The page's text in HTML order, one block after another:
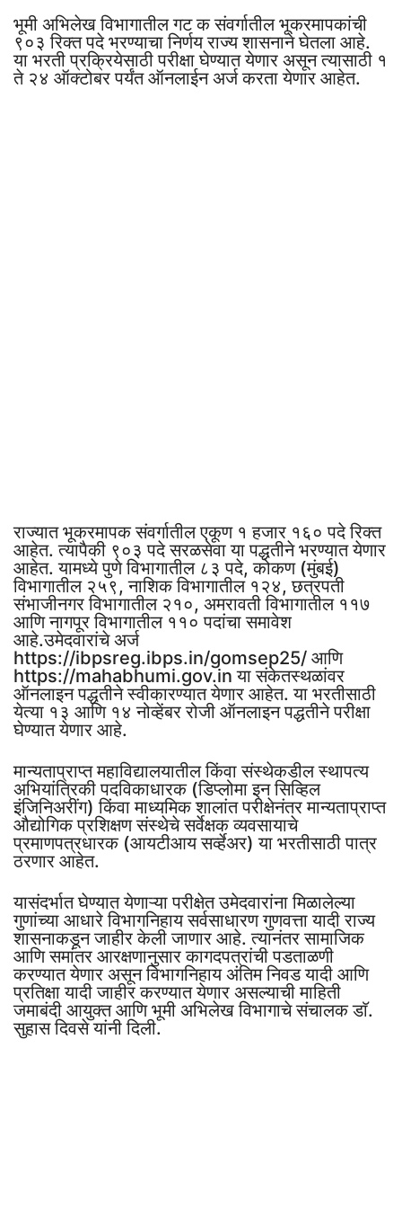
भूमी अभिलेख विभागातील गट क संवर्गातील भूकरमापकांची
९०३ रिक्त पदे भरण्याचा निर्णय राज्य शासनाने घेतला आहे.
या भरती प्रक्रियेसाठी परीक्षा घेण्यात येणार असून त्यासाठी १
ते २४ ऑक्टोबर पर्यंत ऑनलाईन अर्ज करता येणार आहेत.
राज्यात भूकरमापक संवर्गातील एकूण १ हजार १६० पदे रिक्त
आहेत. त्यापैकी ९०३ पदे सरळसेवा या पद्धतीने भरण्यात येणार
आहेत. यामध्ये पुणे विभागातील ८३ पदे, कोकण (मुंबई)
विभागातील २५९, नाशिक विभागातील १२४, छत्रपती
संभाजीनगर विभागातील २१०, अमरावती विभागातील ११७
आणि नागपूर विभागातील ११० पदांचा समावेश
आहे.उमेदवारांचे अर्ज
https://ibpsreg.ibps.in/gomsep25/ आणि
https://mahabhumi.gov.in या संकेतस्थळांवर
ऑनलाइन पद्धतीने स्वीकारण्यात येणार आहेत. या भरतीसाठी
येत्या १३ आणि १४ नोव्हेंबर रोजी ऑनलाइन पद्धतीने परीक्षा
घेण्यात येणार आहे.
मान्यताप्राप्त महाविद्यालयातील किंवा संस्थेकडील स्थापत्य
अभियांत्रिकी पदविकाधारक (डिप्लोमा इन सिव्हिल
इंजिनिअरींग) किंवा माध्यमिक शालांत परीक्षेनंतर मान्यताप्राप्त
औद्योगिक प्रशिक्षण संस्थेचे सर्वेक्षक व्यवसायाचे
प्रमाणपत्रधारक (आयटीआय सर्व्हेअर) या भरतीसाठी पात्र
ठरणार आहेत.
यासंदर्भात घेण्यात येणाऱ्या परीक्षेत उमेदवारांना मिळालेल्या
गुणांच्या आधारे विभागनिहाय सर्वसाधारण गुणवत्ता यादी राज्य
शासनाकडून जाहीर केली जाणार आहे. त्यानंतर सामाजिक
आणि समांतर आरक्षणानुसार कागदपत्रांची पडताळणी
करण्यात येणार असून विभागनिहाय अंतिम निवड यादी आणि
प्रतिक्षा यादी जाहीर करण्यात येणार असल्याची माहिती
जमाबंदी आयुक्त आणि भूमी अभिलेख विभागाचे संचालक डाॅ.
सुहास दिवसे यांनी दिली.